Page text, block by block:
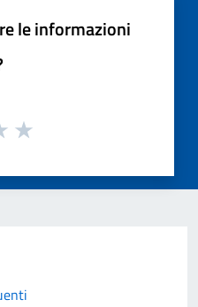
le informazioni